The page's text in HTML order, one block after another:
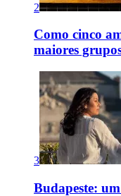
2
Como cinco
maiores
3
Budapeste: